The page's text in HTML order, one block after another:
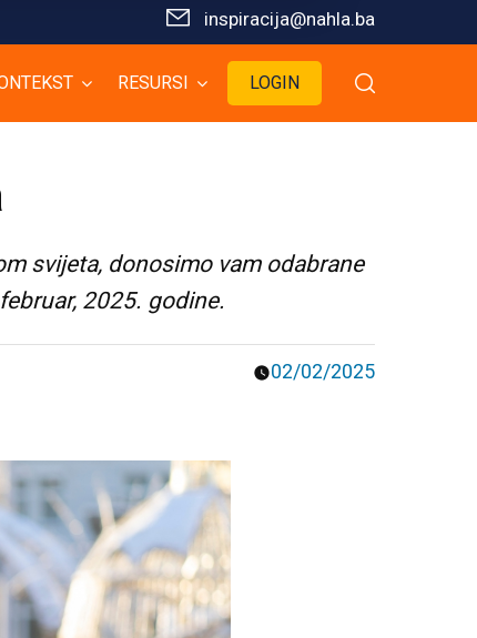
inspiracija@nahla.bа
RESURSI LOGIN
svijeta, donosimo vam odabrane
2025. godine.
02/02/2025